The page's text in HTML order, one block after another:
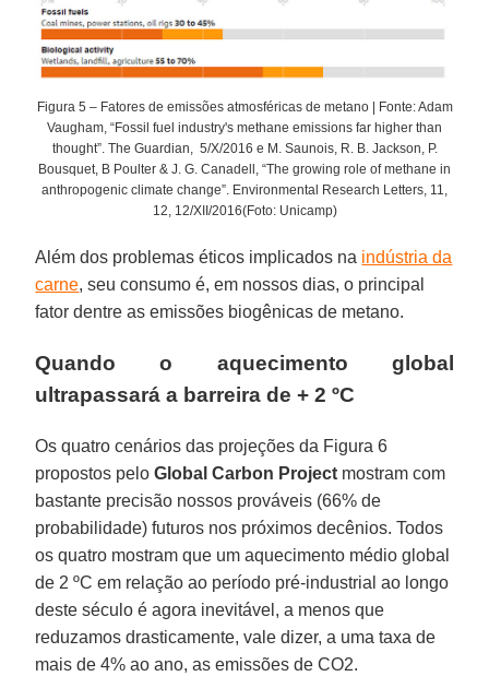
Figura 5 – Fatores de emissões atmosféricas de metano | Fonte: Adam
Vaugham, “Fossil fuel industry's methane emissions far higher than
thought”. The Guardian, 5/X/2016 e M. Saunois, R. B. Jackson, P.
Bousquet, B Poulter & J. G. Canadell, “The growing role of methane in
anthropogenic climate change”. Environmental Research Letters, 11,
12, 12/XII/2016(Foto: Unicamp)
Além dos problemas éticos implicados na indústria da
carne, seu consumo é, em nossos dias, o principal
fator dentre as emissões biogênicas de metano.
Quando o aquecimento global
ultrapassará a barreira de + 2 ºC
Os quatro cenários das projeções da Figura 6
propostos peloGlobal Carbon Project mostram com
bastante precisão nossos prováveis (66% de
probabilidade) futuros nos próximos decênios. Todos
os quatro mostram que um aquecimento médio global
de 2 ºC em relação ao período pré-industrial ao longo
deste século é agora inevitável, a menos que
reduzamos drasticamente, vale dizer, a uma taxa de
mais de 4% ao ano, as emissões de CO2.